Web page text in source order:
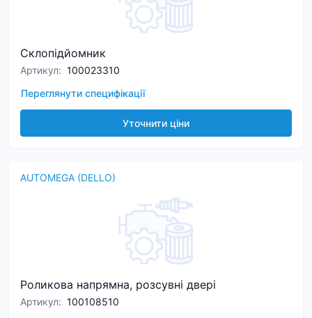
Склопідйомник
Артикул: 100023310
Переглянути специфікації
Уточнити ціни
AUTOMEGA (DELLO)
Роликова напрямна, розсувні двері
Артикул: 100108510